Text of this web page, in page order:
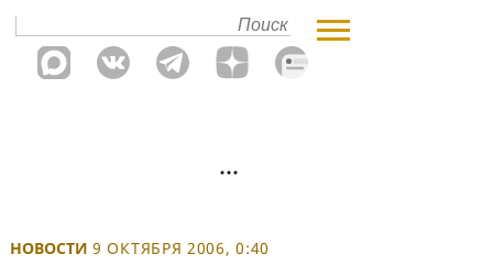
НОВОСТИ 9 ОКТЯБРЯ 2006, 0:40